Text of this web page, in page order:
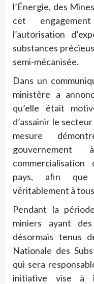
l’Énergie, des
cet
l’autorisation
substances
semi-mécanisée.
Dans un
ministère a
qu’elle était
d’assainir le
mesure
pays, afin que
véritablement à
Pendant la
miniers ayant
désormais tenus
Nationale des
qui sera
initiative vise à